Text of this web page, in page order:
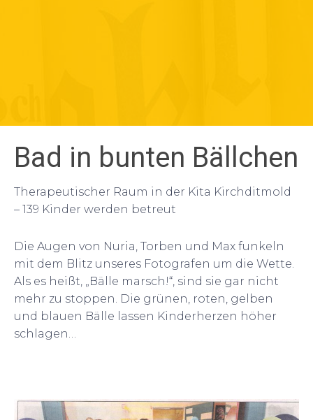
Bad in bunten Bällchen
Therapeutischer Raum in der Kita Kirchditmold
– 139 Kinder werden betreut
Die Augen von Nuria, Torben und Max funkeln
mit dem Blitz unseres Fotografen um die Wette.
Als es heißt, „Bälle marsch!“, sind sie gar nicht
mehr zu stoppen. Die grünen, roten, gelben
und blauen Bälle lassen Kinderherzen höher
schlagen…